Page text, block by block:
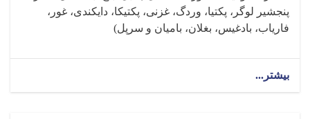
پنجشیر لوگر، پکتیا، وردگ، غزنی، پکتیکا، دایکندی، غور،
فاریاب، بادغیس، بغلان، بامیان و سرپل)
بیشتر...